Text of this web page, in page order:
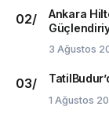
Ankara
3 Ağustos
1 Ağustos